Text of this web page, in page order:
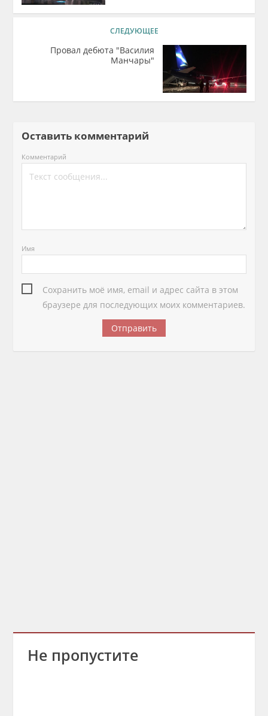
СЛЕДУЮЩЕЕ
Провал дебюта "Василия
Манчары"
Оставить комментарий
Комментарий
Имя
Сохранить моё имя, email и адрес сайта в этом
браузере для последующих моих комментариев.
Не пропустите